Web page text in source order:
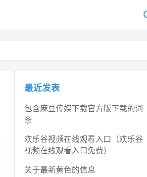
最近发表
包含麻豆传媒下载官方版下载的词
条
欢乐谷视频在线观看入口（欢乐谷
视频在线观看入口免费）
关于最新黄色的信息